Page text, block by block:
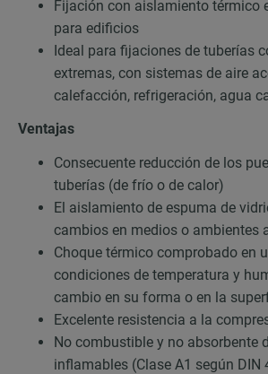
Fijación con aislamiento térmico
para edificios
Ideal para fijaciones de tuberías
extremas, con sistemas de aire
calefacción, refrigeración, agua
Ventajas
Consecuente reducción de los
tuberías (de frío o de calor)
El aislamiento de espuma de
cambios en medios o ambientes
Choque térmico comprobado en
condiciones de temperatura y
cambio en su forma o en la
Excelente resistencia a la
No combustible y no absorbente
inflamables (Clase A1 según DIN